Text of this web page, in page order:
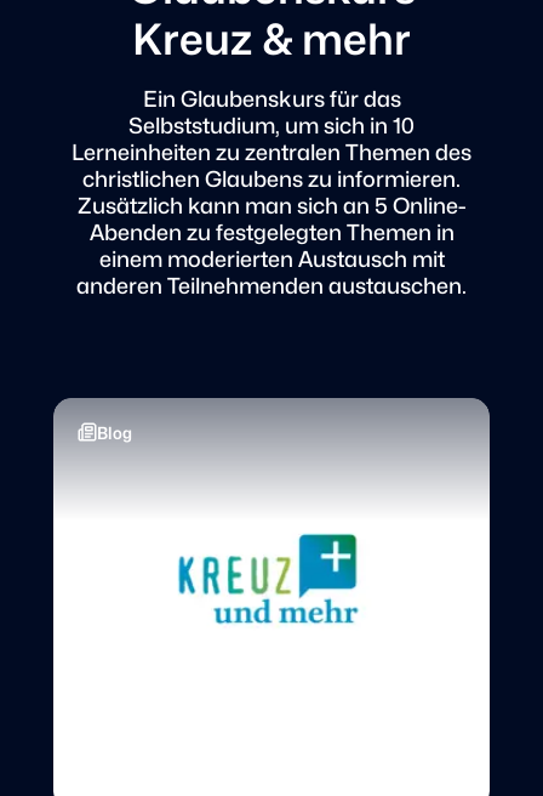
Kreuz & mehr
Ein Glaubenskurs für das
Selbststudium, um sich in 10
Lerneinheiten zu zentralen Themen des
christlichen Glaubens zu informieren.
Zusätzlich kann man sich an 5 Online-
Abenden zu festgelegten Themen in
einem moderierten Austausch mit
anderen Teilnehmenden austauschen.
Blog